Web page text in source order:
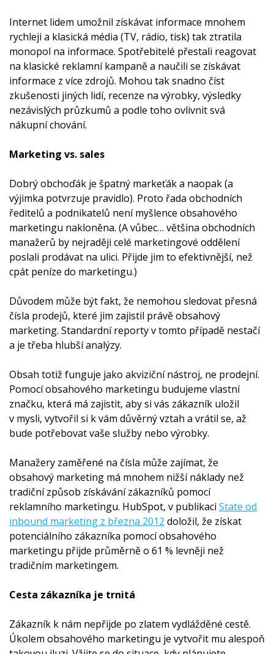
Internet lidem umožnil získávat informace mnohem
rychleji a klasická média (TV, rádio, tisk) tak ztratila
monopol na informace. Spotřebitelé přestali reagovat
na klasické reklamní kampaně a naučili se získávat
informace z více zdrojů. Mohou tak snadno číst
zkušenosti jiných lidí, recenze na výrobky, výsledky
nezávislých průzkumů a podle toho ovlivnit svá
nákupní chování.
Marketing vs. sales
Dobrý obchoďák je špatný markeťák a naopak (a
výjimka potvrzuje pravidlo). Proto řada obchodních
ředitelů a podnikatelů není myšlence obsahového
marketingu nakloněna. (A vůbec… většina obchodních
manažerů by nejraději celé marketingové oddělení
poslali prodávat na ulici. Přijde jim to efektivnější, než
cpát peníze do marketingu.)
Důvodem může být fakt, že nemohou sledovat přesná
čísla prodejů, které jim zajistil právě obsahový
marketing. Standardní reporty v tomto případě nestačí
a je třeba hlubší analýzy.
Obsah totiž funguje jako akviziční nástroj, ne prodejní.
Pomocí obsahového marketingu budujeme vlastní
značku, která má zajistit, aby si vás zákazník uložil
v mysli, vytvořil si k vám důvěrný vztah a vrátil se, až
bude potřebovat vaše služby nebo výrobky.
Manažery zaměřené na čísla může zajímat, že
obsahový marketing má mnohem nižší náklady než
tradiční způsob získávání zákazníků pomocí
reklamního marketingu. HubSpot, v publikaci State od
inbound marketing z března 2012 doložil, že získat
potenciálního zákazníka pomocí obsahového
marketingu přijde průměrně o 61 % levněji než
tradičním marketingem.
Cesta zákazníka je trnitá
Zákazník k nám nepřijde po zlatem vydlážděné cestě.
Úkolem obsahového marketingu je vytvořit mu alespoň